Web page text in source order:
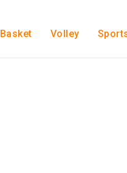
Basket Volley